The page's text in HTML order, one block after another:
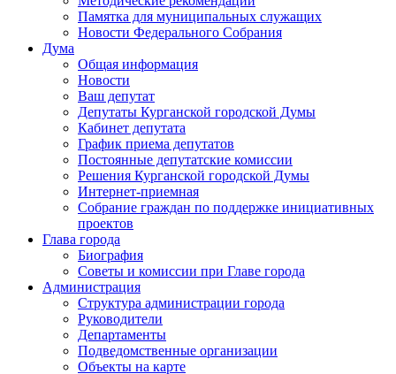
Памятка для муниципальных служащих
Новости Федерального Cобрания
Дума
Общая информация
Новости
Ваш депутат
Депутаты Курганской городской Думы
Кабинет депутата
График приема депутатов
Постоянные депутатские комиссии
Решения Курганской городской Думы
Интернет-приемная
Собрание граждан по поддержке инициативных
проектов
Глава города
Биография
Советы и комиссии при Главе города
Администрация
Структура администрации города
Руководители
Департаменты
Подведомственные организации
Объекты на карте